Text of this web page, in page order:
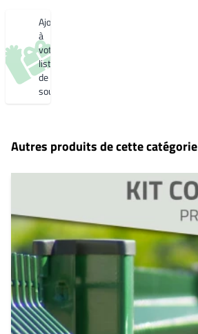
souhaitsAjouter
à
votre
liste
de
souhaits
Autres produits de cette catégorie